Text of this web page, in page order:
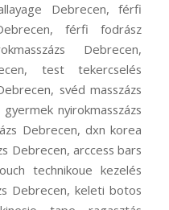
Debrecen, férfi
férfi fodrász
Debrecen,
test tekercselés
svéd masszázs
nyirokmasszázs
Debrecen, dxn korea
Debrecen, arccess bars
technikoue kezelés
Debrecen, keleti botos